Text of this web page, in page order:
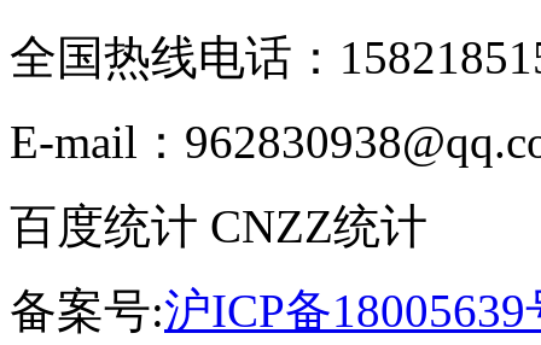
全国热线电话：
E-mail：
百度统计 CNZZ统计
备案号:沪ICP备18005639